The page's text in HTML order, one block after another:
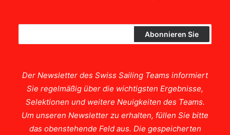
Der Newsletter des Swiss Sailing Teams informiert
Sie regelmäßig über die wichtigsten Ergebnisse,
Selektionen und weitere Neuigkeiten des Teams.
Um unseren Newsletter zu erhalten, füllen Sie bitte
das obenstehende Feld aus. Die gespeicherten